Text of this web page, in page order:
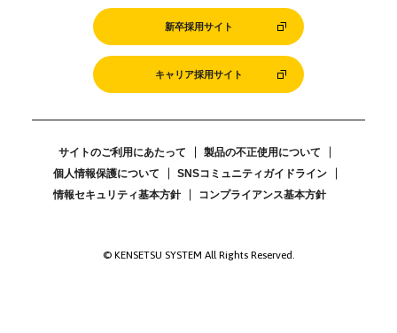
新卒採用サイト
キャリア採用サイト
サイトのご利用にあたって
製品の不正使用について
個人情報保護について
SNSコミュニティガイドライン
情報セキュリティ基本方針
コンプライアンス基本方針
© KENSETSU SYSTEM All Rights Reserved.